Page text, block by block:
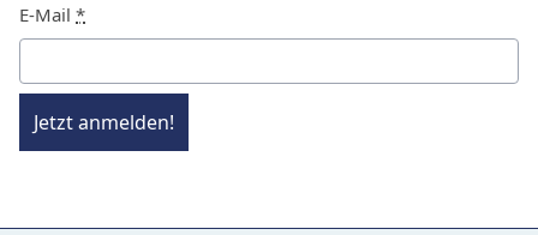
E-Mail *
Jetzt anmelden!